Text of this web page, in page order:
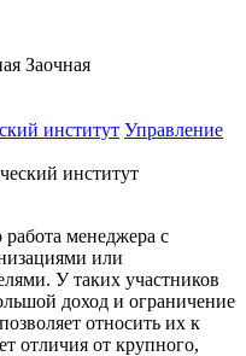
Заочная
институт Управление
менеджера с
или
У таких участников
доход и ограничение
относить их к
отличия от крупного,